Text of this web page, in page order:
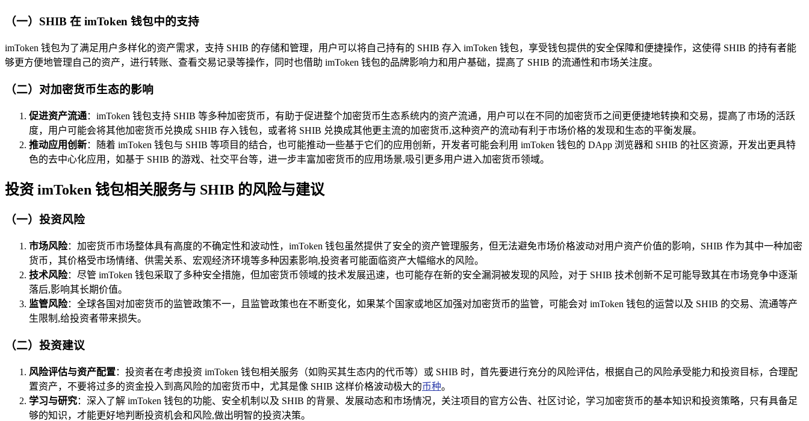
（一）SHIB 在 imToken 钱包中的支持
imToken 钱包为了满足用户多样化的资产需求，支持 SHIB 的存储和管理，用户可以将自己持有的 SHIB 存入 imToken 钱包，享受钱包提供的安全保障和便捷操作，这使得 SHIB 的持有者能
够更方便地管理自己的资产，进行转账、查看交易记录等操作，同时也借助 imToken 钱包的品牌影响力和用户基础，提高了 SHIB 的流通性和市场关注度。
（二）对加密货币生态的影响
促进资产流通：imToken 钱包支持 SHIB 等多种加密货币，有助于促进整个加密货币生态系统内的资产流通，用户可以在不同的加密货币之间更便捷地转换和交易，提高了市场的活跃
度，用户可能会将其他加密货币兑换成 SHIB 存入钱包，或者将 SHIB 兑换成其他更主流的加密货币,这种资产的流动有利于市场价格的发现和生态的平衡发展。
推动应用创新：随着 imToken 钱包与 SHIB 等项目的结合，也可能推动一些基于它们的应用创新，开发者可能会利用 imToken 钱包的 DApp 浏览器和 SHIB 的社区资源，开发出更具特
色的去中心化应用，如基于 SHIB 的游戏、社交平台等，进一步丰富加密货币的应用场景,吸引更多用户进入加密货币领域。
投资 imToken 钱包相关服务与 SHIB 的风险与建议
（一）投资风险
市场风险：加密货币市场整体具有高度的不确定性和波动性，imToken 钱包虽然提供了安全的资产管理服务，但无法避免市场价格波动对用户资产价值的影响，SHIB 作为其中一种加密
货币，其价格受市场情绪、供需关系、宏观经济环境等多种因素影响,投资者可能面临资产大幅缩水的风险。
技术风险：尽管 imToken 钱包采取了多种安全措施，但加密货币领域的技术发展迅速，也可能存在新的安全漏洞被发现的风险，对于 SHIB 技术创新不足可能导致其在市场竞争中逐渐
落后,影响其长期价值。
监管风险：全球各国对加密货币的监管政策不一，且监管政策也在不断变化，如果某个国家或地区加强对加密货币的监管，可能会对 imToken 钱包的运营以及 SHIB 的交易、流通等产
生限制,给投资者带来损失。
（二）投资建议
风险评估与资产配置：投资者在考虑投资 imToken 钱包相关服务（如购买其生态内的代币等）或 SHIB 时，首先要进行充分的风险评估，根据自己的风险承受能力和投资目标，合理配
置资产，不要将过多的资金投入到高风险的加密货币中，尤其是像 SHIB 这样价格波动极大的币种。
学习与研究：深入了解 imToken 钱包的功能、安全机制以及 SHIB 的背景、发展动态和市场情况，关注项目的官方公告、社区讨论，学习加密货币的基本知识和投资策略，只有具备足
够的知识，才能更好地判断投资机会和风险,做出明智的投资决策。